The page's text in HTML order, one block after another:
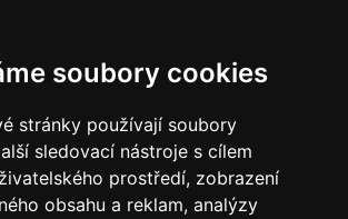
soubory cookies
stránky používají soubory
sledovací nástroje s cílem
prostředí, zobrazení
obsahu a reklam, analýzy